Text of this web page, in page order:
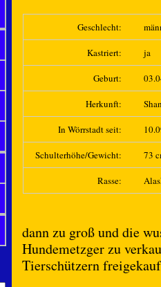
Geschlecht:
Kastriert: ja
Geburt:
Herkunft:
In Wörrstadt seit:
Schulterhöhe/Gewicht: 73
Rasse:
dann zu groß und die
Hundemetzger zu
Tierschützern